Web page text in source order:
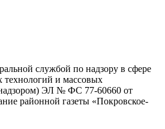
службой по надзору в сфере
и массовых
ЭЛ № ФС 77-60660 от
районной газеты «Покровское-